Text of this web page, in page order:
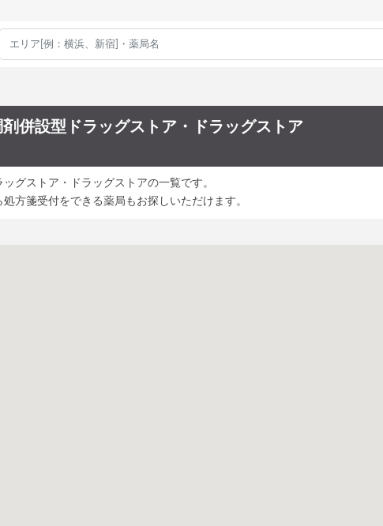
併設型ドラッグストア・ドラッグストア
グストア・ドラッグストアの一覧です。
方箋受付をできる薬局もお探しいただけます。